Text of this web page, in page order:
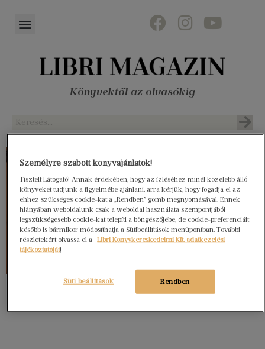
Könyvektől az olvasókig
Személyre szabott könyvajánlatok!
Tisztelt Látogató! Annak érdekében, hogy az ízléséhez minél közelebb álló
könyveket tudjunk a figyelmébe ajánlani, arra kérjük, hogy fogadja el az
ehhez szükséges cookie-kat a „Rendben” gomb megnyomásával. Ennek
hiányában weboldalunk csak a weboldal használata szempontjából
legszükségesebb cookie-kat telepíti a böngészőjébe, de cookie-preferenciáit
később is bármikor módosíthatja a Sütibeállítások menüpontban. További
részletekért olvassa el a
Libri Könyvkereskedelmi Kft. adatkezelési
tájékoztatóját!
Rendben
Süti beállítások